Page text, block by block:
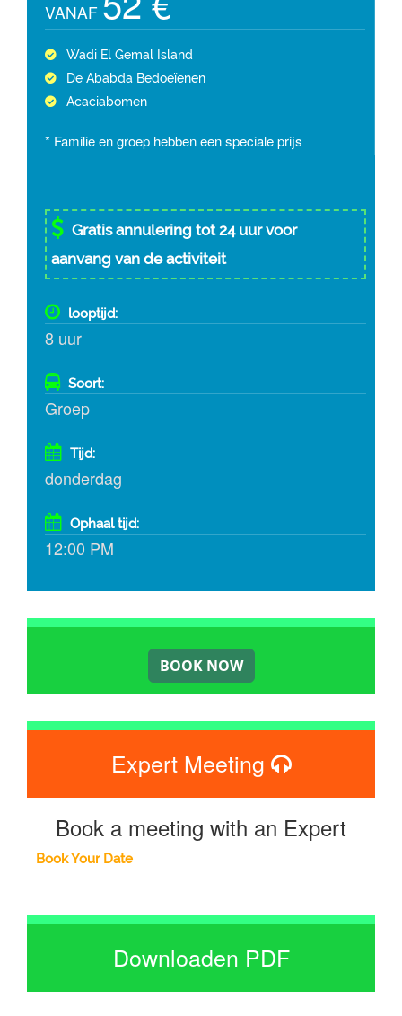
VANAF
Wadi El Gemal Island
De Ababda Bedoeïenen
Acaciabomen
* Familie en groep hebben een speciale prijs
Gratis annulering tot 24 uur voor
aanvang van de activiteit
looptijd:
8 uur
Soort:
Groep
Tijd:
donderdag
Ophaal tijd:
12:00 PM
Expert Meeting
Book a meeting with an Expert
Book Your Date
Downloaden PDF